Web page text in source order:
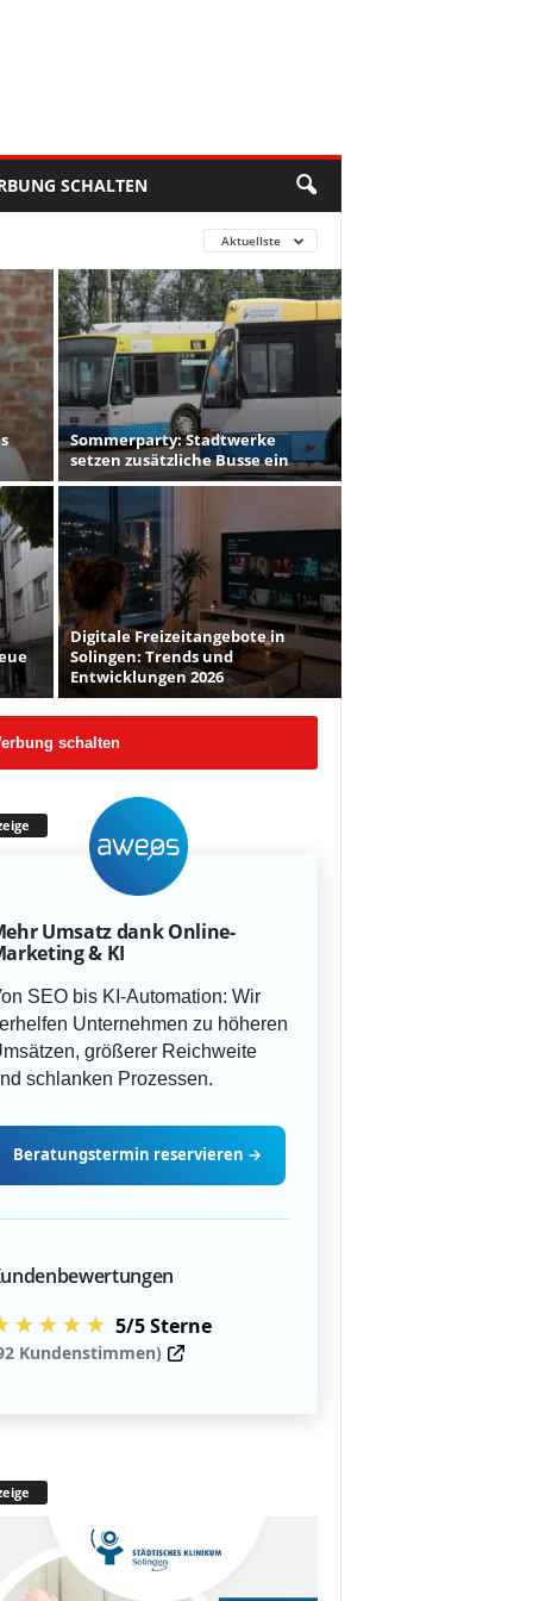
SCHALTEN
Aktuellste
Sommerparty: Stadtwerke
setzen zusätzliche Busse ein
Digitale Freizeitangebote in
Solingen: Trends und
Entwicklungen 2026
schalten
Umsatz dank Online-
& KI
SEO bis KI-Automation: Wir
Unternehmen zu höheren
größerer Reichweite
schlanken Prozessen.
Beratungstermin reservieren →
5/5 Sterne
Kundenstimmen)